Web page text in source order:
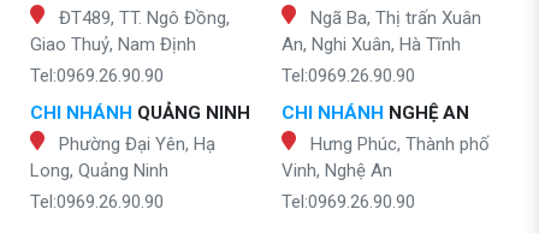
ĐT489, TT. Ngô Đồng,
Giao Thuỷ, Nam Định
Tel:0969.26.90.90
CHI NHÁNH QUẢNG NINH
Phường Đại Yên, Hạ
Long, Quảng Ninh
Tel:0969.26.90.90
Ngã Ba, Thị trấn Xuân
An, Nghi Xuân, Hà Tĩnh
Tel:0969.26.90.90
CHI NHÁNH NGHỆ AN
Hưng Phúc, Thành phố
Vinh, Nghệ An
Tel:0969.26.90.90